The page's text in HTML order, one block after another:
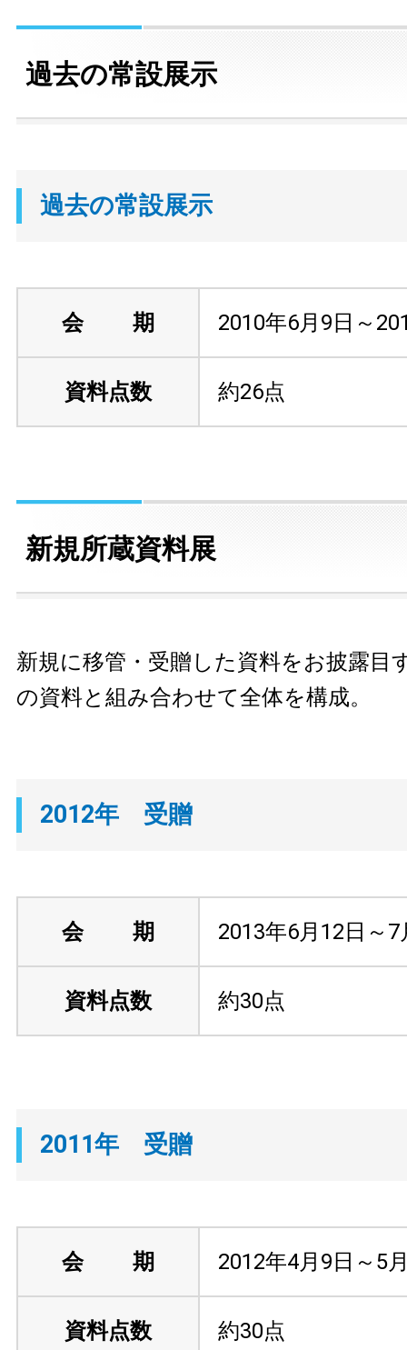
過去の常設展示
過去の常設展示
会 期 2010年6月9日～
資料点数 約26点
新規所蔵資料展
新規に移管・受贈した資料をお披露目
の資料と組み合わせて全体を構成。
2012年 受贈
会 期 2013年6月12日～7
資料点数 約30点
2011年 受贈
会 期 2012年4月9日～5
資料点数 約30点